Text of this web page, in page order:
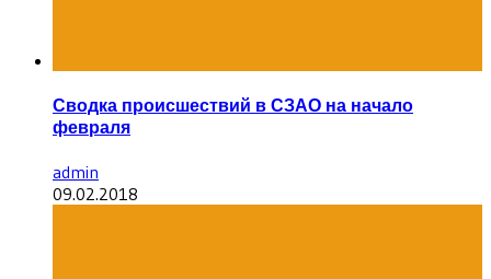
Сводка происшествий в СЗАО на начало
февраля
admin
09.02.2018